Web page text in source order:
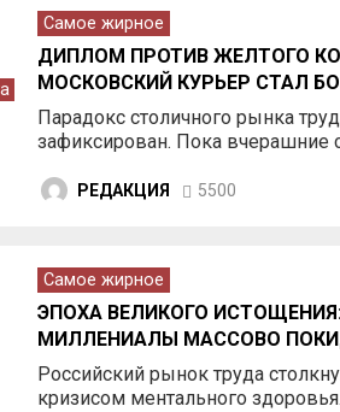
Самое жирное
ДИПЛОМ ПРОТИВ ЖЕЛТОГО
МОСКОВСКИЙ КУРЬЕР СТАЛ
Парадокс столичного рынка
зафиксирован. Пока вчерашние
РЕДАКЦИЯ 5500
Самое жирное
ЭПОХА ВЕЛИКОГО
МИЛЛЕНИАЛЫ МАССОВО
Российский рынок труда
кризисом ментального